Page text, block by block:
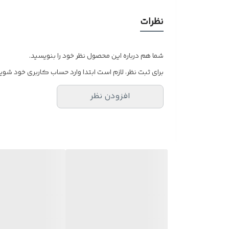
نظرات
شما هم درباره این محصول نظر خود را بنویسید.
برای ثبت نظر، لازم است ابتدا وارد حساب کاربری خود
افزودن نظر